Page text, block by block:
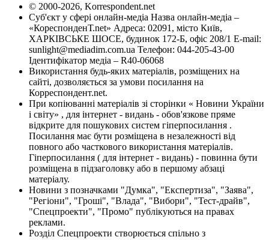
© 2000-2026, Korrespondent.net
Суб'єкт у сфері онлайн-медіа Назва онлайн-медіа –
«КореспонденТ.net» Адреса: 02091, місто Київ,
ХАРКІВСЬКЕ ШОСЕ, будинок 172-Б, офіс 208/1 E-mail:
sunlight@mediadim.com.ua Телефон: 044-205-43-00
Ідентифікатор медіа – R40-06068
Використання будь-яких матеріалів, розміщених на
сайті, дозволяється за умови посилання на
Корреспондент.net.
При копіюванні матеріалів зі сторінки « Новини України
і світу» , для інтернет - видань - обов'язкове пряме
відкрите для пошукових систем гіперпосилання .
Посилання має бути розміщена в незалежності від
повного або часткового використання матеріалів.
Гіперпосилання ( для інтернет - видань) - повинна бути
розміщена в підзаголовку або в першому абзаці
матеріалу.
Новини з позначками "Думка", "Експертиза", "Заява",
"Регіони", "Гроші", "Влада", "Вибори", "Тест-драйв",
"Спецпроекти", "Промо" публікуються на правах
реклами.
Розділ Спецпроекти створюється спільно з